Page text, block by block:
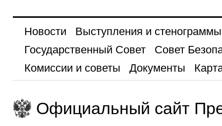
Новости
Выступления и стенограммы
Государственный Совет
Совет
Комиссии и советы
Документы
Официальный сайт